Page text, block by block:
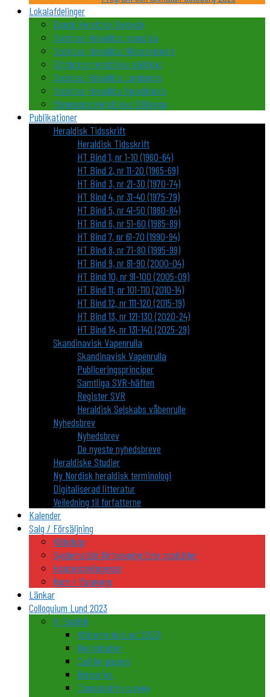
Lokalafdelinger
Dansk Heraldisk Selskab
Societas Heraldica Islandica
Societas Heraldica Nidarosiensis
Göteborgs heraldiska sällskap
Societas Heraldica Lundensis
Societas Heraldica Upsaliensis
Värmlands Heraldiska Sällskap
Publikationer
Heraldisk Tidsskrift
Heraldisk Tidsskrift
HT Bind 1, nr 1-10 (1960-64)
HT Bind 2, nr 11-20 (1965-69)
HT Bind 3, nr 21-30 (1970-74)
HT Bind 4, nr 31-40 (1975-79)
HT Bind 5, nr 41-50 (1980-84)
HT Bind 6, nr 51-60 (1985-89)
HT Bind 7, nr 61-70 (1990-94)
HT Bind 8, nr 71-80 (1995-99)
HT Bind 9, nr 81-90 (2000-04)
HT Bind 10, nr 91-100 (2005-09)
HT Bind 11, nr 101-110 (2010-14)
HT Bind 12, nr 111-120 (2015-19)
HT Bind 13, nr 121-130 (2020-24)
HT Bind 14, nr 131-140 (2025-29)
Skandinavisk Vapenrulla
Skandinavisk Vapenrulla
Publiceringsprinciper
Samtliga SVR-häften
Register SVR
Heraldisk Selskabs våbenrulle
Nyhedsbrev
Nyhedsbrev
De nyeste nyhedsbreve
Heraldiske Studier
Ny Nordisk heraldisk terminologi
Digitaliserad litteratur
Veiledning til forfatterne
Kalender
Salg / Försäljning
Webshop
Systematisk förteckning över produkter
Handelsbetingelser
Kurv / Varukorg
Länkar
Colloquium Lund 2023
In English
Welcome to Lund 2023!
Registration
Call for papers
Bursaries
Comparative survey